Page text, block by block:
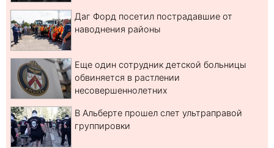
Даг Форд посетил пострадавшие от
наводнения районы
Еще один сотрудник детской больницы
обвиняется в растлении
несовершеннолетних
В Альберте прошел слет ультраправой
группировки